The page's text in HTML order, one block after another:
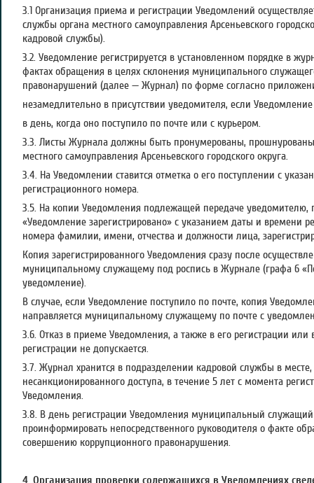
3.1 Организация приема и регистрации Уведомлений
службы органа местного самоуправления Арсеньевского
кадровой службы).
3.2. Уведомление регистрируется в установленном порядке в
фактах обращения в целях склонения муниципального
правонарушений (далее — Журнал) по форме согласно
незамедлительно в присутствии уведомителя, если
в день, когда оно поступило по почте или с курьером.
3.3. Листы Журнала должны быть пронумерованы,
местного самоуправления Арсеньевского городского округа.
3.4. На Уведомлении ставится отметка о его поступлении с
регистрационного номера.
3.5. На копии Уведомления подлежащей передаче уведомителю,
«Уведомление зарегистрировано» с указанием даты и времени
номера фамилии, имени, отчества и должности лица,
Копия зарегистрированного Уведомления сразу после
муниципальному служащему под роспись в Журнале (графа 6
уведомление).
В случае, если Уведомление поступило по почте, копия
направляется муниципальному служащему по почте с
3.6. Отказ в приеме Уведомления, а также в его регистрации или
регистрации не допускается.
3.7. Журнал хранится в подразделении кадровой службы в
несанкционированного доступа, в течение 5 лет с момента
Уведомления.
3.8. В день регистрации Уведомления муниципальный
проинформировать непосредственного руководителя о факте
совершению коррупционного правонарушения.
4. Организация проверки содержащихся в Уведомлениях